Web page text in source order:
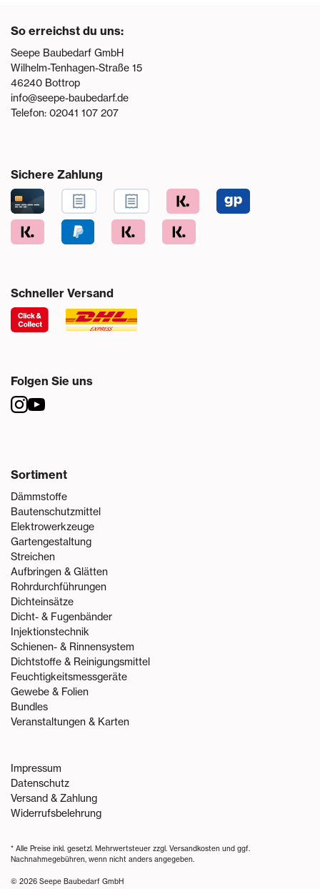
So erreichst du uns:
Seepe Baubedarf GmbH
Wilhelm-Tenhagen-Straße 15
46240 Bottrop
info@seepe-baubedarf.de
Telefon: 02041 107 207
Sichere Zahlung
Schneller Versand
Folgen Sie uns
Sortiment
Dämmstoffe
Bautenschutzmittel
Elektrowerkzeuge
Gartengestaltung
Streichen
Aufbringen & Glätten
Rohrdurchführungen
Dichteinsätze
Dicht- & Fugenbänder
Injektionstechnik
Schienen- & Rinnensystem
Dichtstoffe & Reinigungsmittel
Feuchtigkeitsmessgeräte
Gewebe & Folien
Bundles
Veranstaltungen & Karten
Impressum
Datenschutz
Versand & Zahlung
Widerrufsbelehrung
© 2026 Seepe Baubedarf GmbH
* Alle Preise inkl. gesetzl. Mehrwertsteuer zzgl. Versandkosten und ggf.
Nachnahmegebühren, wenn nicht anders angegeben.